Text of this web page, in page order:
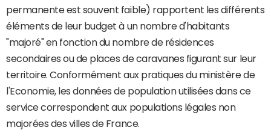
permanente est souvent faible) rapportent les différents
éléments de leur budget à un nombre d'habitants
"majoré" en fonction du nombre de résidences
secondaires ou de places de caravanes figurant sur leur
territoire. Conformément aux pratiques du ministère de
l'Economie, les données de population utilisées dans ce
service correspondent aux populations légales non
majorées des villes de France.